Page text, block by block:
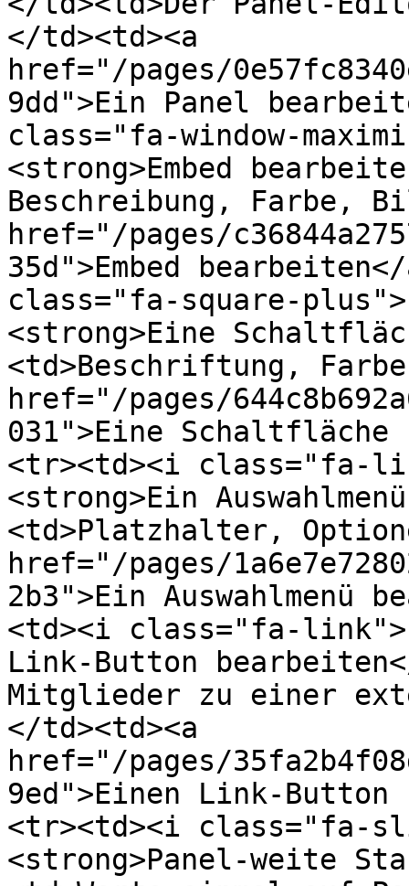
</td><td><a
href="/pages/
9dd">Ein Panel
class="fa-window-
<strong>Embed
Beschreibung, Farbe,
href="/pages/
35d">Embed
class="fa-square-
<strong>Eine
<td>Beschriftung,
href="/pages/
031">Eine
<tr><td><i
<strong>Ein
<td>Platzhalter,
href="/pages/
2b3">Ein Auswahlmenü
<td><i class="fa-
Link-Button
Mitglieder zu einer
</td><td><a
href="/pages/
9ed">Einen Link-
<tr><td><i class="fa-
<strong>Panel-weite